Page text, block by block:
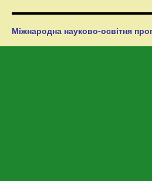
Міжнародна науково-освітня